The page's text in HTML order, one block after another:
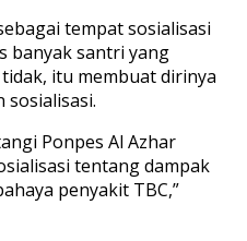
tempat sosialisasi
banyak santri yang
itu membuat dirinya
Ponpes Al Azhar
tentang dampak
penyakit TBC,”